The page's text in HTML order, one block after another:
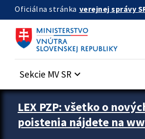
Preskocit na hlavný obsah
Oficiálna stránka verejnej správy
Sekcie MV SR keyboard_arrow_down
Zastavit automatický posun upútavok
LEX PZP: všetko o
poistenia nájdete na